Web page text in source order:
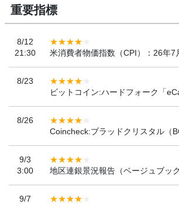
重要指標
8/12
21:30
米消費者物価指数（CPI）：26年7
8/23
ビットコイン:ハードフォーク「
8/26
Coincheck:ブラッドクリスタル（
9/3
3:00
地区連銀景況報告（ベージュブック
9/7